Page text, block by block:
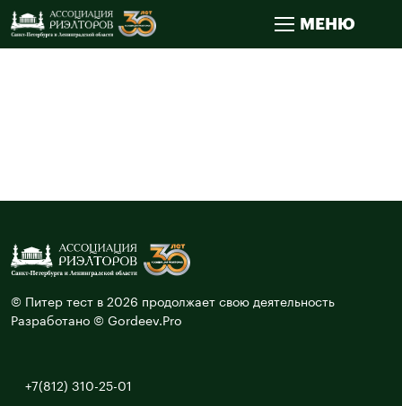
МЕНЮ
© Питер тест в 2026 продолжает свою деятельность
Разработано © Gordeev.Pro
+7(812) 310-25-01